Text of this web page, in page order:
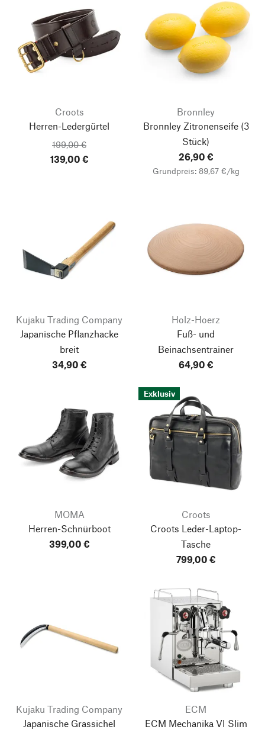
Croots
Herren-Ledergürtel
199,00 €
139,00 €
Bronnley
Bronnley Zitronenseife(3
Stück)
26,90 €
Grundpreis: 89,67 €/kg
Kujaku Trading Company
Japanische Pflanzhacke
breit
34,90 €
Holz-Hoerz
Fuß- und
Beinachsentrainer
64,90 €
MOMA
Herren-Schnürboot
399,00 €
Exklusiv
Croots
Croots Leder-Laptop-
Tasche
799,00 €
Kujaku Trading Company
Japanische Grassichel
ECM
ECM Mechanika VI Slim